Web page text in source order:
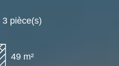
3 pièce(s)
49 m²